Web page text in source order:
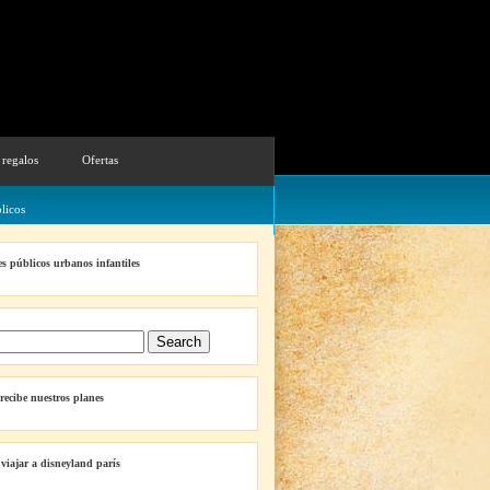
Ofertas
públicos urbanos infantiles
nuestros planes
viajar a disneyland parís